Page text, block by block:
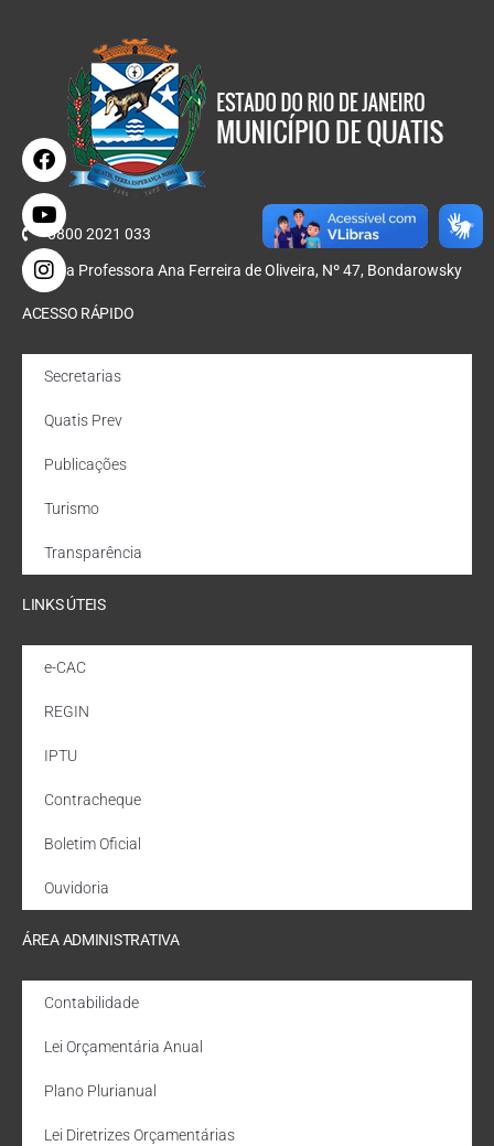
0800 2021 033
Rua Professora Ana Ferreira de Oliveira, Nº 47, Bondarowsky
ACESSO RÁPIDO
Secretarias
Quatis Prev
Publicações
Turismo
Transparência
LINKS ÚTEIS
e-CAC
REGIN
IPTU
Contracheque
Boletim Oficial
Ouvidoria
ÁREA ADMINISTRATIVA
Contabilidade
Lei Orçamentária Anual
Plano Plurianual
Lei Diretrizes Orçamentárias